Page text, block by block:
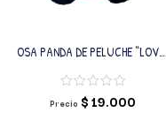
OSA PANDA DE PELUCHE “LOVE”
CON LUCES
Precio $19.000